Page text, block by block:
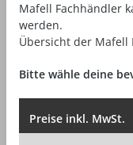
Mafell Fachhändler
werden.
Übersicht der Mafell
Bitte wähle deine
Preise inkl. MwSt.